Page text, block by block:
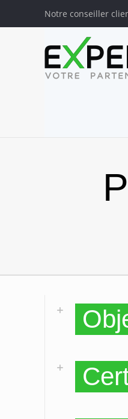
Notre conseiller